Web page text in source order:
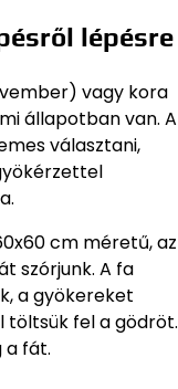
lépésre
vagy kora
állapotban van. A
választani,
cm méretű, az
szórjunk. A fa
a gyökereket
töltsük fel a gödröt.
a fát.